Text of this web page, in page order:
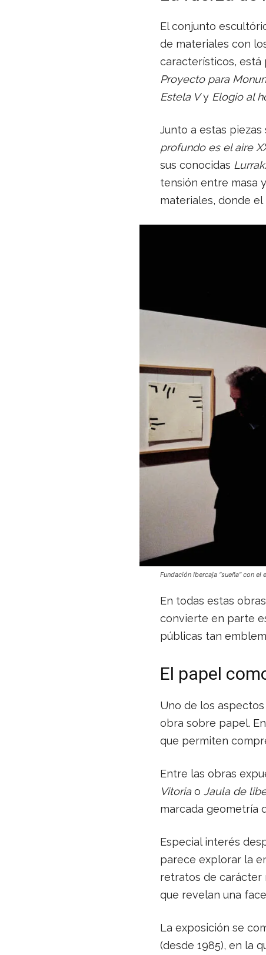
El conjunto
de materiales con
característicos, está
Proyecto para
Estela Vy Elogio al
Junto a estas
profundo es el aire
sus conocidas Lurrak
tensión entre masa
materiales, donde
Fundación Ibercaja “sueña” con
En todas estas
convierte en parte
públicas tan
El papel
Uno de los
obra sobre papel.
que permiten
Entre las obras
Vitoriao Jaula de
marcada geometría
Especial interés
parece explorar la
retratos de carácter
que revelan una
La exposición se
(desde 1985), en la